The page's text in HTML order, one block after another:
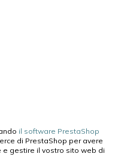
il software PrestaShop
di PrestaShop per avere
e gestire il vostro sito web di